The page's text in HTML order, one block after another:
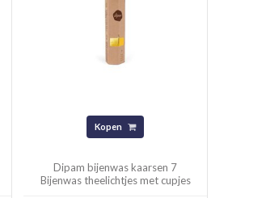
Kopen
Dipam bijenwas kaarsen 7
Bijenwas theelichtjes met cupjes